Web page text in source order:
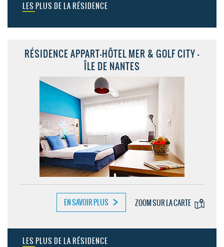
LES PLUS DE LA RÉSIDENCE
RÉSIDENCE APPART-HÔTEL MER & GOLF CITY -
ÎLE DE NANTES
EN SAVOIR PLUS ZOOM SUR LA CARTE
LES PLUS DE LA RÉSIDENCE